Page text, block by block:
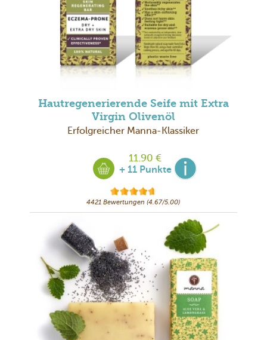
Hautregenerierende Seife mit Extra
Virgin Olivenöl
Erfolgreicher Manna-Klassiker
11.90 €
+ 11 Punkte
4421 Bewertungen (4.67/5.00)